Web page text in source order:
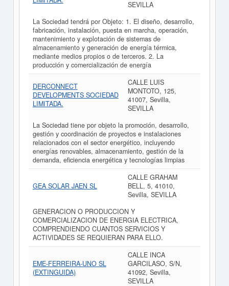
SEVILLA
La Sociedad tendrá por Objeto: 1. El diseño, desarrollo,
fabricación, instalación, puesta en marcha, operación,
mantenimiento y explotación de sistemas de
almacenamiento y generación de energía térmica,
mediante medios propios o de terceros. 2. La
producción y comercialización de energía
DERCONNECT
DEVELOPMENTS SOCIEDAD
LIMITADA.
CALLE LUIS
MONTOTO, 125,
41007, Sevilla,
SEVILLA
La Sociedad tiene por objeto la promoción, desarrollo,
gestión y coordinación de proyectos e instalaciones
relacionados con el sector energético, incluyendo
energías renovables, almacenamiento, gestión de la
demanda, eficiencia energética y tecnologías limpias
GEA SOLAR JAEN SL
CALLE GRAHAM
BELL, 5, 41010,
Sevilla, SEVILLA
GENERACION O PRODUCCION Y
COMERCIALIZACION DE ENERGIA ELECTRICA,
COMPRENDIENDO CUANTOS SERVICIOS Y
ACTIVIDADES SE REQUIERAN PARA ELLO.
EME-FERREIRA-UNO SL
(EXTINGUIDA)
CALLE INCA
GARCILASO, S/N,
41092, Sevilla,
SEVILLA